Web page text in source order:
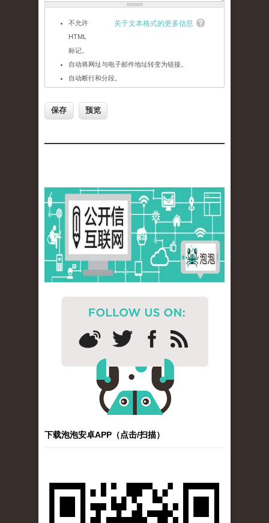
关于文本格式的更多信息
不允许
HTML
标记。
自动将网址与电子邮件地址转变为链接。
自动断行和分段。
下载泡泡安卓APP（点击/扫描）